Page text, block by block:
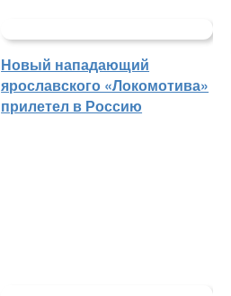
Новый нападающий
ярославского «Локомотива»
прилетел в Россию